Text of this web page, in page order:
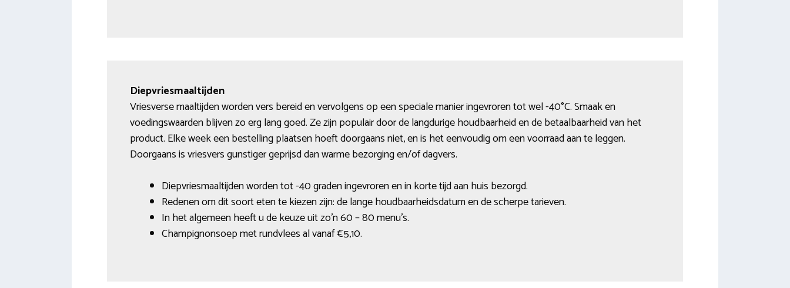
Diepvriesmaaltijden
Vriesverse maaltijden worden vers bereid en vervolgens op een speciale manier ingevroren tot wel -40°C. Smaak en
voedingswaarden blijven zo erg lang goed. Ze zijn populair door de langdurige houdbaarheid en de betaalbaarheid van het
product. Elke week een bestelling plaatsen hoeft doorgaans niet, en is het eenvoudig om een voorraad aan te leggen.
Doorgaans is vriesvers gunstiger geprijsd dan warme bezorging en/of dagvers.
Diepvriesmaaltijden worden tot -40 graden ingevroren en in korte tijd aan huis bezorgd.
Redenen om dit soort eten te kiezen zijn: de lange houdbaarheidsdatum en de scherpe tarieven.
In het algemeen heeft u de keuze uit zo’n 60 – 80 menu’s.
Champignonsoep met rundvlees al vanaf €5,10.